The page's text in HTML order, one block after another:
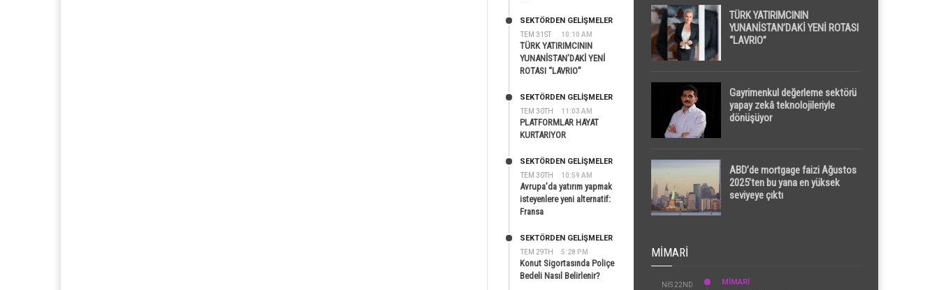
TEM 31ST 10:10 AM
SEKTÖRDEN GELIŞMELER
TÜRK YATIRIMCININ
YUNANİSTAN’DAKİ YENİ
ROTASI “LAVRIO”
TEM 30TH 11:03 AM
SEKTÖRDEN GELIŞMELER
PLATFORMLAR HAYAT
KURTARIYOR
TEM 30TH 10:59 AM
SEKTÖRDEN GELIŞMELER
Avrupa’da yatırım yapmak
isteyenlere yeni alternatif:
Fransa
TEM 29TH 5:28 PM
SEKTÖRDEN GELIŞMELER
Konut Sigortasında Poliçe
Bedeli Nasıl Belirlenir?
TÜRK YATIRIMCININ
YUNANİSTAN’DAKİ YENİ ROTASI
“LAVRIO”
Gayrimenkul değerleme sektörü
yapay zekâ teknolojileriyle
dönüşüyor
ABD’de mortgage faizi Ağustos
2025’ten bu yana en yüksek
seviyeye çıktı
MIMARI
NIS 22ND
MİMARİ